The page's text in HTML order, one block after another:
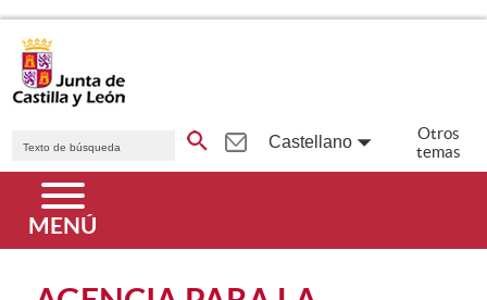
Buscador genérico. Texto de búsqueda
Idiomas
Castellano
Otros
temas
Menú principal
MENÚ